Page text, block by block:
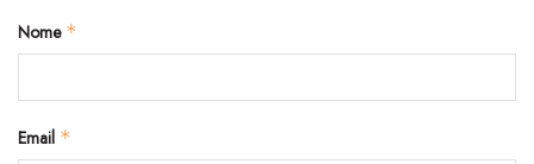
Nome *
Email *